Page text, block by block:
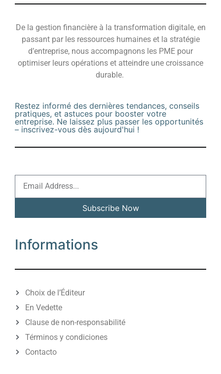
De la gestion financière à la transformation digitale, en
passant par les ressources humaines et la stratégie
d’entreprise, nous accompagnons les PME pour
optimiser leurs opérations et atteindre une croissance
durable.
Restez informé des dernières tendances, conseils
pratiques, et astuces pour booster votre
entreprise. Ne laissez plus passer les opportunités
– inscrivez-vous dès aujourd'hui !
Subscribe Now
Informations
Choix de l’Éditeur
En Vedette
Clause de non-responsabilité
Términos y condiciones
Contacto